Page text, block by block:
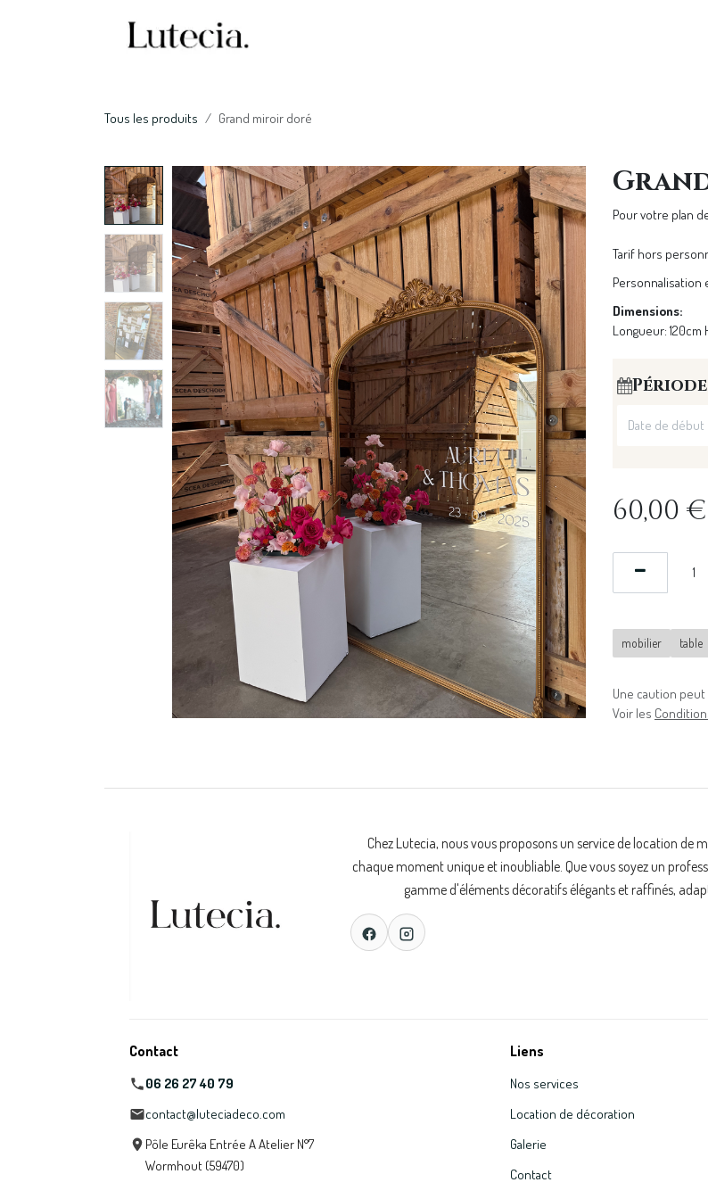
Tous les produits Grand miroir doré
Pour votre plan
Tarif hors
Personnalisation
Dimensions:
Longueur: 120cm
60,00 €
mobilier table
Une caution
Voir les
Chez Lutecia, nous vous proposons un service de location
chaque moment unique et inoubliable. Que vous soyez un
gamme d'éléments décoratifs élégants et raffinés,
Contact
06 26 27 40 79
contact@luteciadeco.com
Pôle Eurêka Entrée A Atelier N°7
Wormhout (59470)
Liens
Nos services
Location de décoration
Galerie
Contact